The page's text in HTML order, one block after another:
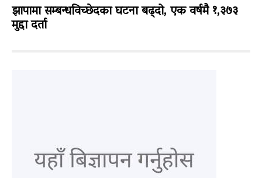
झापामा सम्बन्धविच्छेदका घटना बढ्दो, एक वर्षमै १,३७३
मुद्दा दर्ता